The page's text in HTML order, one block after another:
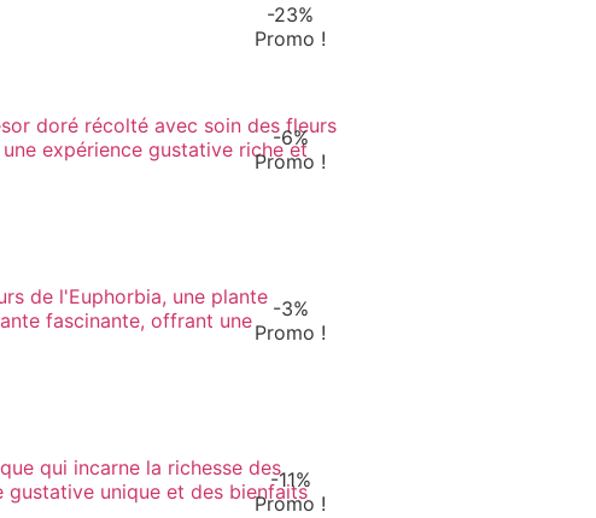
-23%
Promo !
-6%
Promo !
-3%
Promo !
-11%
Promo !